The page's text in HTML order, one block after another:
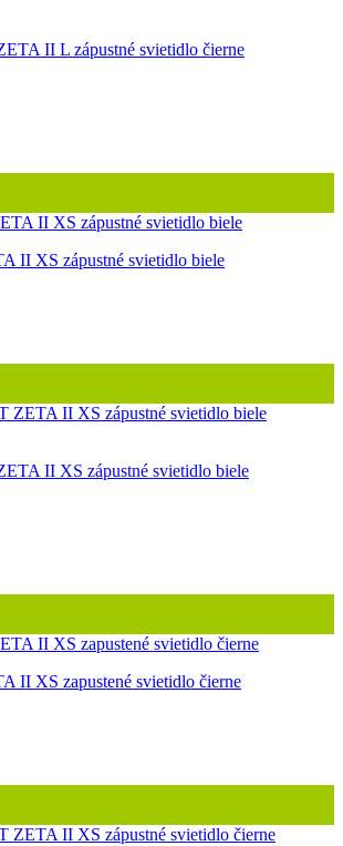
II L zápustné svietidlo čierne
II XS zápustné svietidlo biele
II XS zápustné svietidlo biele
II XS zapustené svietidlo čierne